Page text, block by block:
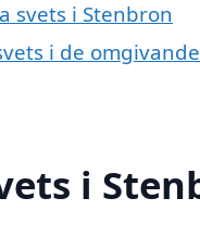
svets i Stenbron
i de
i